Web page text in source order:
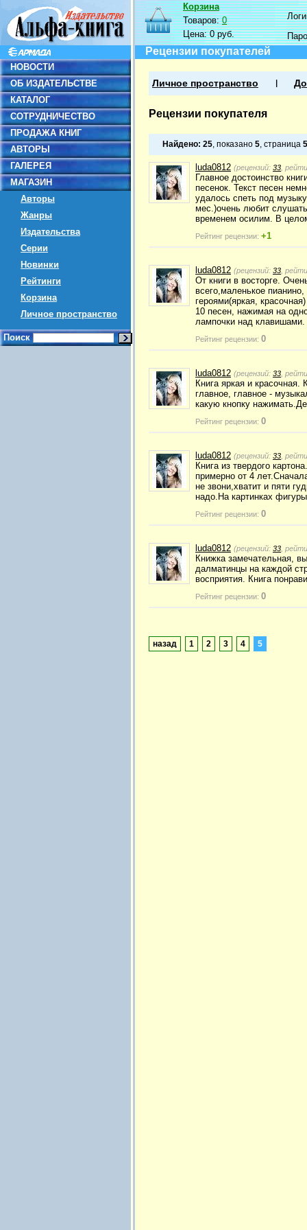
НОВОСТИ
ОБ ИЗДАТЕЛЬСТВЕ
КАТАЛОГ
СОТРУДНИЧЕСТВО
ПРОДАЖА КНИГ
АВТОРЫ
ГАЛЕРЕЯ
МАГАЗИН
Авторы
Жанры
Издательства
Серии
Новинки
Рейтинги
Корзина
Личное пространство
Поиск
Корзина
Товаров:0
Цена:0 руб.
Рецензии покупателей
Личное пространство
Рецензии покупателя
Найдено: 25, показано 5, страница 5
luda0812 (рецензий: 33 ,
Главное достоинство
песенок. Текст песен
удалось спеть под
мес.)очень любит
временем осилим. В
Рейтинг рецензии: +1
luda0812 (рецензий: 33 ,
От книги в восторге.
всего,маленькое
героями(яркая,
10 песен, нажимая на
лампочки над
Рейтинг рецензии: 0
luda0812 (рецензий: 33 ,
Книга яркая и
главное, главное -
какую кнопку
Рейтинг рецензии: 0
luda0812 (рецензий: 33 ,
Книга из твердого
примерно от 4
не звони,хватит и пяти
надо.На картинках
Рейтинг рецензии: 0
luda0812 (рецензий: 33 ,
Книжка замечательная,
далматинцы на каждой
восприятия. Книга
Рейтинг рецензии: 0
назад 1 2 3 4 5